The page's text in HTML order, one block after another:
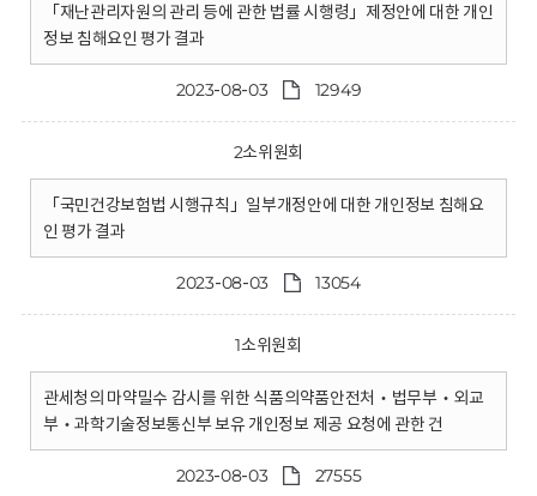
「재난관리자원의 관리 등에 관한 법률 시행령」제정안에 대한 개인
정보 침해요인 평가 결과
2023-08-03 12949
2소위원회
「국민건강보험법 시행규칙」일부개정안에 대한 개인정보 침해요
인 평가 결과
2023-08-03 13054
1소위원회
관세청의 마약밀수 감시를 위한 식품의약품안전처‧법무부‧외교
부‧과학기술정보통신부 보유 개인정보 제공 요청에 관한 건
2023-08-03 27555